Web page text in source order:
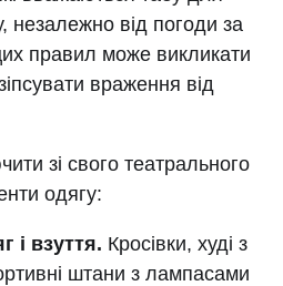
незалежно від погоди за
правил може викликати
враження від
зі свого театрального
одягу:
і взуття. Кросівки, худі з
штани з лампасами